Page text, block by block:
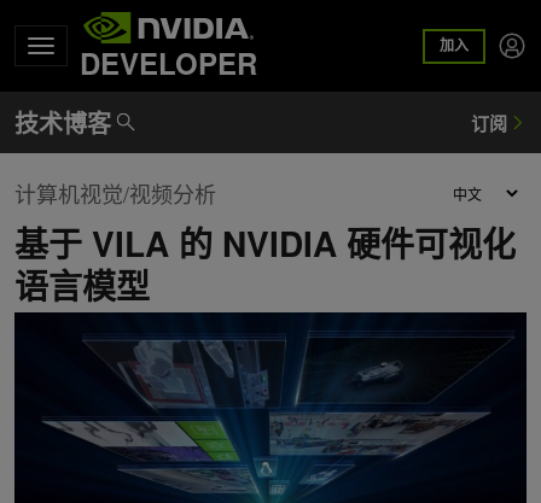
DEVELOPER 加入
计算机视觉/视频分析
基于 VILA 的 NVIDIA 硬件可视化
语言模型